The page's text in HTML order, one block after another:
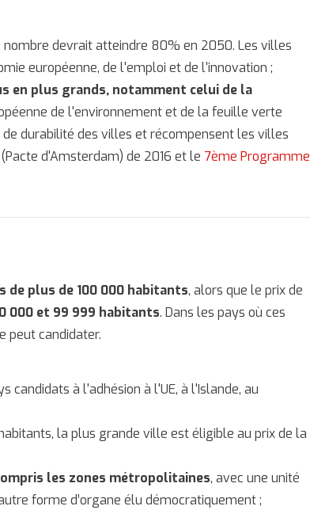
devrait atteindre 80% en 2050. Les villes
européenne, de l'emploi et de l'innovation ;
en plus grands, notamment celui de la
de l'environnement et de la feuille verte
durabilité des villes et récompensent les villes
(Pacte d'Amsterdam) de 2016 et le 7ème Programme
de plus de 100 000 habitants, alors que le prix de
000 et 99 999 habitants. Dans les pays où ces
peut candidater.
candidats à l'adhésion à l'UE, à l'Islande, au
la plus grande ville est éligible au prix de la
les zones métropolitaines, avec une unité
forme d’organe élu démocratiquement ;